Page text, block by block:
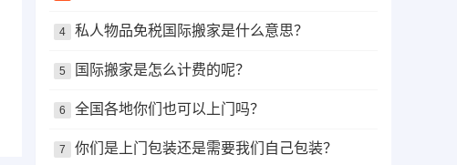
4 私人物品免税国际搬家是什么意思？
5 国际搬家是怎么计费的呢？
6 全国各地你们也可以上门吗？
7 你们是上门包装还是需要我们自己包装？